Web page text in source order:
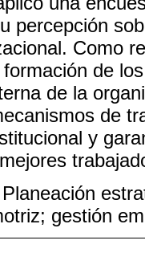
percepción
Como
de
de la
de
y
Planeación
gestión